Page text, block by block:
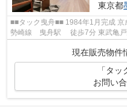
東京都
■■タック曳舟■■ 1984年1月完成 京成押上線 京成曳舟駅 徒歩4分 東武伊
勢崎線 曳舟駅 徒歩7分 東武亀戸線 曳舟駅 徒歩7分 エレベーター＆オ
現在販売物件
「タ
お問い